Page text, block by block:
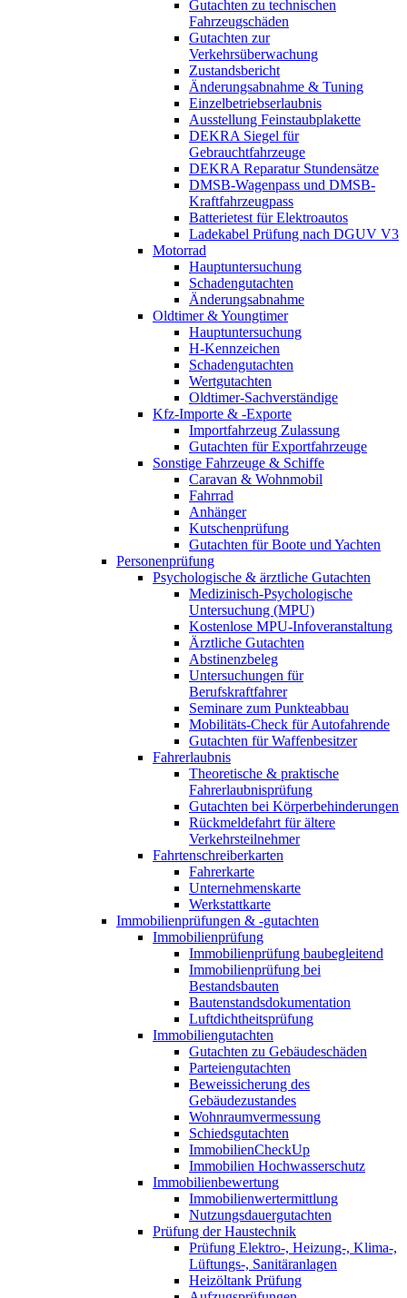
Gutachten zu technischen
Fahrzeugschäden
Gutachten zur
Verkehrsüberwachung
Zustandsbericht
Änderungsabnahme & Tuning
Einzelbetriebserlaubnis
Ausstellung Feinstaubplakette
DEKRA Siegel für
Gebrauchtfahrzeuge
DEKRA Reparatur Stundensätze
DMSB-Wagenpass und DMSB-
Kraftfahrzeugpass
Batterietest für Elektroautos
Ladekabel Prüfung nach DGUV V3
Motorrad
Hauptuntersuchung
Schadengutachten
Änderungsabnahme
Oldtimer & Youngtimer
Hauptuntersuchung
H-Kennzeichen
Schadengutachten
Wertgutachten
Oldtimer-Sachverständige
Kfz-Importe & -Exporte
Importfahrzeug Zulassung
Gutachten für Exportfahrzeuge
Sonstige Fahrzeuge & Schiffe
Caravan & Wohnmobil
Fahrrad
Anhänger
Kutschenprüfung
Gutachten für Boote und Yachten
Personenprüfung
Psychologische & ärztliche Gutachten
Medizinisch-Psychologische
Untersuchung (MPU)
Kostenlose MPU-Infoveranstaltung
Ärztliche Gutachten
Abstinenzbeleg
Untersuchungen für
Berufskraftfahrer
Seminare zum Punkteabbau
Mobilitäts-Check für Autofahrende
Gutachten für Waffenbesitzer
Fahrerlaubnis
Theoretische & praktische
Fahrerlaubnisprüfung
Gutachten bei Körperbehinderungen
Rückmeldefahrt für ältere
Verkehrsteilnehmer
Fahrtenschreiberkarten
Fahrerkarte
Unternehmenskarte
Werkstattkarte
Immobilienprüfungen & -gutachten
Immobilienprüfung
Immobilienprüfung baubegleitend
Immobilienprüfung bei
Bestandsbauten
Bautenstandsdokumentation
Luftdichtheitsprüfung
Immobiliengutachten
Gutachten zu Gebäudeschäden
Parteiengutachten
Beweissicherung des
Gebäudezustandes
Wohnraumvermessung
Schiedsgutachten
ImmobilienCheckUp
Immobilien Hochwasserschutz
Immobilienbewertung
Immobilienwertermittlung
Nutzungsdauergutachten
Prüfung der Haustechnik
Prüfung Elektro-, Heizung-, Klima-,
Lüftungs-, Sanitäranlagen
Heizöltank Prüfung